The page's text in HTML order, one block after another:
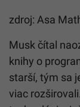
zdroj: Asa
Musk čítal
knihy o
starší, tým sa
viac